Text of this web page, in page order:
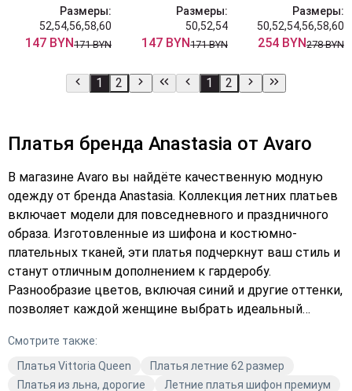
Размеры:
52,54,56,58,60
147 BYN171 BYN
Размеры:
50,52,54
147 BYN171 BYN
Размеры:
50,52,54,56,58,60
254 BYN278 BYN
1 2 1 2
Платья бренда Anastasia от Avaro
В магазине Avaro вы найдёте качественную модную
одежду от бренда Anastasia. Коллекция летних платьев
включает модели для повседневного и праздничного
образа. Изготовленные из шифона и костюмно-
плательных тканей, эти платья подчеркнут ваш стиль и
станут отличным дополнением к гардеробу.
Разнообразие цветов, включая синий и другие оттенки,
позволяет каждой женщине выбрать идеальный
создайте неповторимый образ с летней коллекцией
платьев от Anastasia в Avaro.
Смотрите также:
Платья Vittoria Queen
Платья летние 62 размер
Платья из льна, дорогие
Летние платья шифон премиум